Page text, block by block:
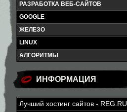
РАЗРАБОТКА ВЕБ-САЙТОВ
GOOGLE
ЖЕЛЕЗО
LINUX
АЛГОРИТМЫ
ИНФОРМАЦИЯ
Лучший хостинг сайтов - REG.RU